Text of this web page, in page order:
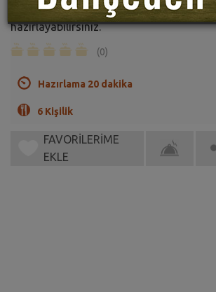
Tavuk ciğerini de tıpkı Arnavut ciğeri gibi
hazırlayabilirsiniz.
(0)
Hazırlama 20 dakika
6 Kişilik
FAVORİLERİME
EKLE